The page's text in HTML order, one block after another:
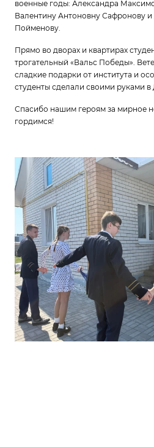
военные годы: Александра
Валентину Антоновну Сафронову
Пойменову.
Прямо во дворах и квартирах
трогательный «Вальс Победы».
сладкие подарки от института и
студенты сделали своими руками
Спасибо нашим героям за мирное
гордимся!